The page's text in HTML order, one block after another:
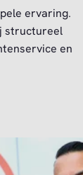
ervaring.
structureel
en